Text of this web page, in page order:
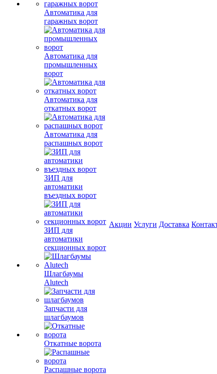
Автоматика для
гаражных ворот
Автоматика для
промышленных
ворот
Автоматика для
откатных ворот
Автоматика для
распашных ворот
ЗИП для
автоматики
въездных ворот
ЗИП для
автоматики
секционных ворот
Шлагбаумы
Alutech
Запчасти для
шлагбаумов
Откатные ворота
Распашные ворота
Акции Услуги Доставка